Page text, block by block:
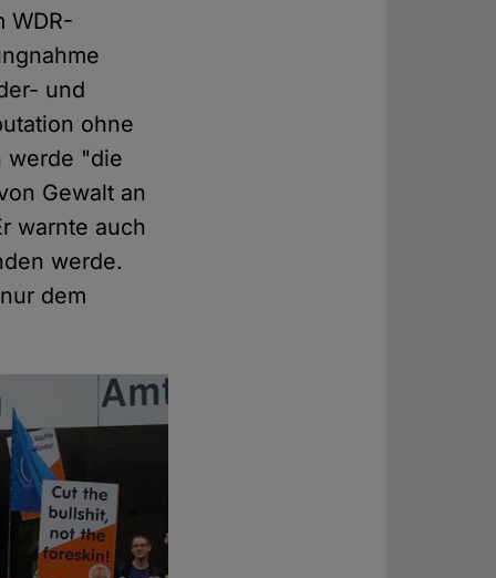
WDR-
und
ohne
werde "die
Gewalt an
warnte auch
werde.
dem